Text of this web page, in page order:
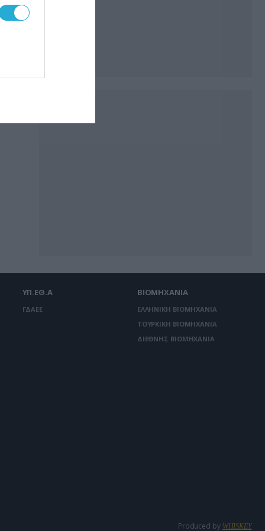
ΥΠ.ΕΘ.Α
ΓΔΑΕΕ
ΒΙΟΜΗΧΑΝΙΑ
ΕΛΛΗΝΙΚΗ ΒΙΟΜΗΧΑΝΙΑ
ΤΟΥΡΚΙΚΗ ΒΙΟΜΗΧΑΝΙΑ
ΔΙΕΘΝΗΣ ΒΙΟΜΗΧΑΝΙΑ
Produced by WHISKEY